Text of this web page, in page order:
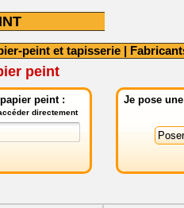
peint et tapisserie |
peint
peint :
directement
Je pose